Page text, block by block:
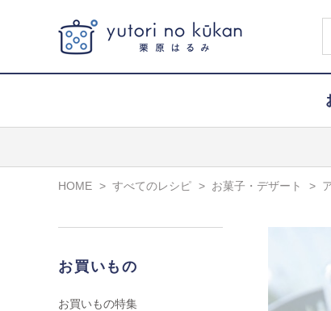
HOME > すべてのレシピ > お菓子・デザート >
お買いもの
お買いもの特集